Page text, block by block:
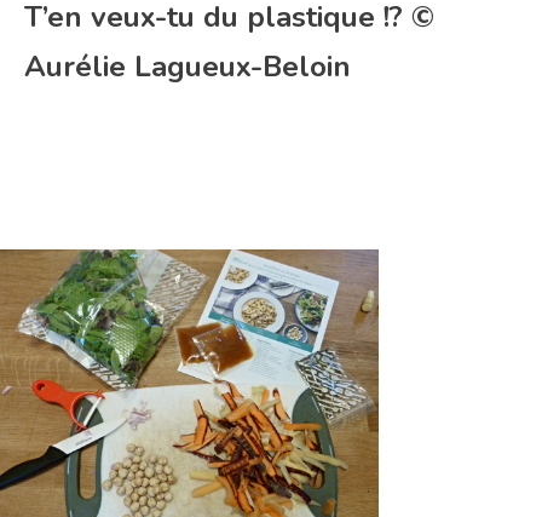
T’en veux-tu du plastique !? ©
Aurélie Lagueux-Beloin